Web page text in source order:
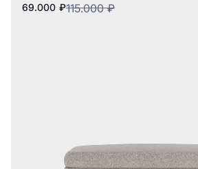
115.000 ₽
69.000 ₽